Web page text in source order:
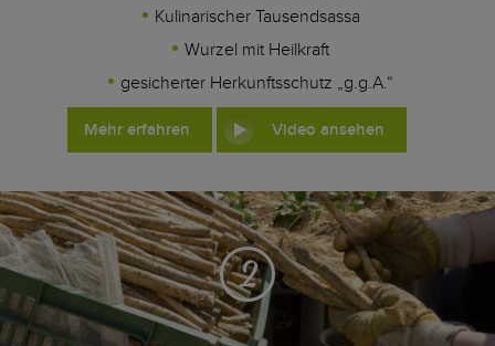
Kulinarischer Tausendsassa
Wurzel mit Heilkraft
gesicherter Herkunftsschutz „g.g.A.“
Mehr erfahren Video ansehen
2